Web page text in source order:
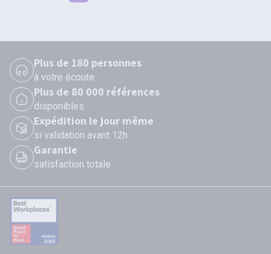
Plus de 180 personnes
à votre écoute
Plus de 80 000 références
disponibles
Expédition le jour même
si validation avant 12h
Garantie
satisfaction totale